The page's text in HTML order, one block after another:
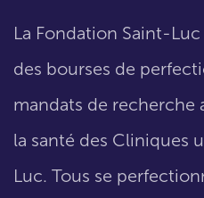
La Fondation Saint-
des bourses de
mandats de recherche
la santé des Cliniques
Luc. Tous se